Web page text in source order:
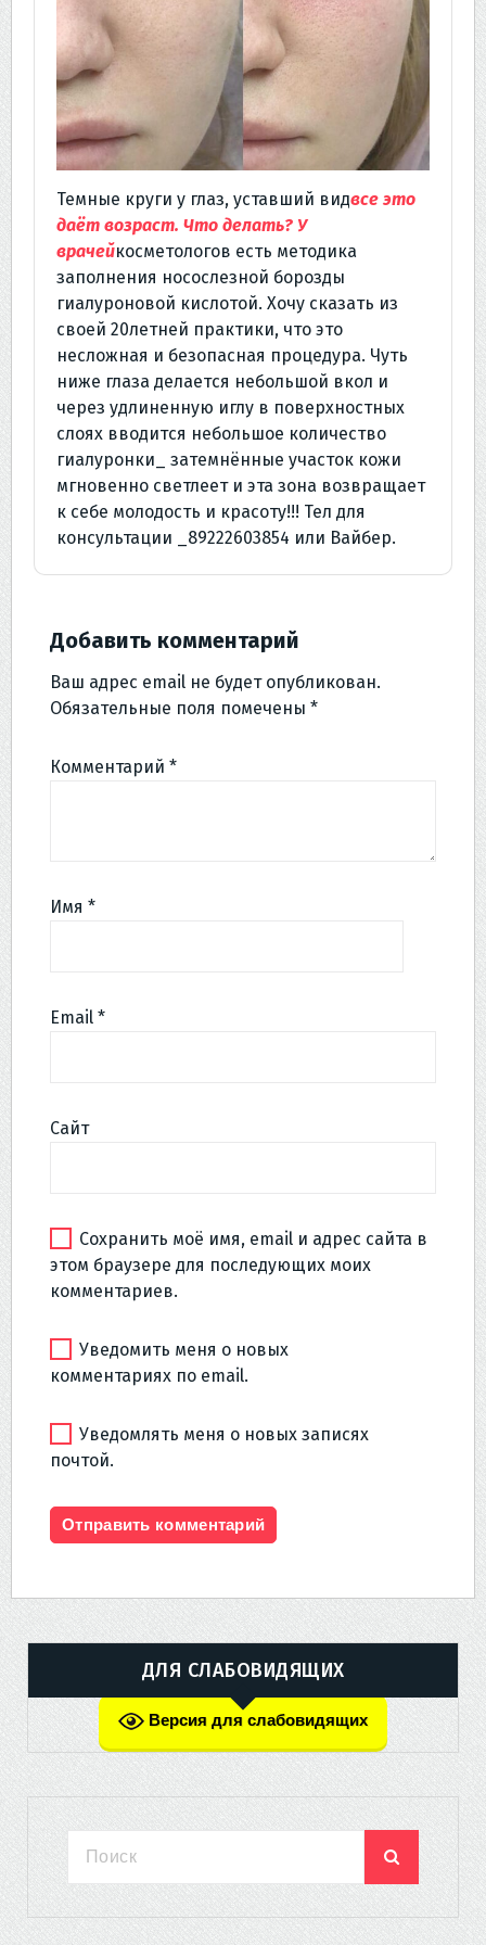
Темные круги у глаз, уставший видвсе это
даёт возраст. Что делать? У
врачейкосметологов есть методика
заполнения носослезной борозды
гиалуроновой кислотой. Хочу сказать из
своей 20летней практики, что это
несложная и безопасная процедура. Чуть
ниже глаза делается небольшой вкол и
через удлиненную иглу в поверхностных
слоях вводится небольшое количество
гиалуронки_ затемнённые участок кожи
мгновенно светлеет и эта зона возвращает
к себе молодость и красоту!!! Тел для
консультации _89222603854 или Вайбер.
Добавить комментарий
Ваш адрес email не будет опубликован.
Обязательные поля помечены *
Комментарий *
Имя *
Email *
Сайт
Сохранить моё имя, email и адрес сайта в
этом браузере для последующих моих
комментариев.
Уведомить меня о новых
комментариях по email.
Уведомлять меня о новых записях
почтой.
ДЛЯ СЛАБОВИДЯЩИХ
Версия для слабовидящих